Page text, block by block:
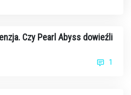
Czy Pearl Abyss dowieźli
1